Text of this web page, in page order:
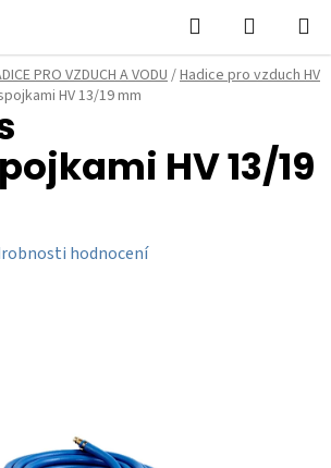
Hledat
KOŠÍK
PRO VZDUCH A VODU/Hadice pro vzduch HV
HV 13/19 mm
HV 13/19
hodnocení